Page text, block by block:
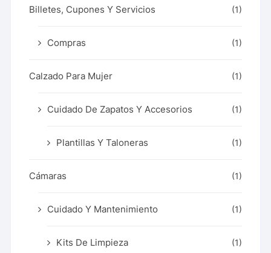
Billetes, Cupones Y Servicios (1)
Compras (1)
Calzado Para Mujer (1)
Cuidado De Zapatos Y Accesorios (1)
Plantillas Y Taloneras (1)
Cámaras (1)
Cuidado Y Mantenimiento (1)
Kits De Limpieza (1)